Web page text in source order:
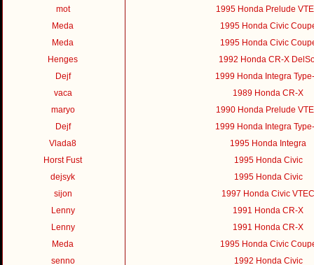
mot
1995 Honda Prelude
Meda
1995 Honda Civic
Meda
1995 Honda Civic
Henges
1992 Honda CR-X
Dejf
1999 Honda Integra
vaca
1989 Honda CR-X
maryo
1990 Honda Prelude
Dejf
1999 Honda Integra
Vlada8
1995 Honda Integra
Horst Fust
1995 Honda Civic
dejsyk
1995 Honda Civic
sijon
1997 Honda Civic VTEC
Lenny
1991 Honda CR-X
Lenny
1991 Honda CR-X
Meda
1995 Honda Civic
senno
1992 Honda Civic